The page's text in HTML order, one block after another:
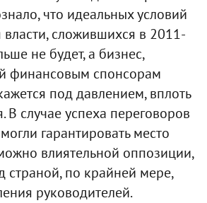
что идеальных условий
сложившихся в 2011-
не будет, а бизнес,
финансовым спонсорам
под давлением, вплоть
В случае успеха переговоров
гарантировать место
влиятельной оппозиции,
страной, по крайней мере,
руководителей.